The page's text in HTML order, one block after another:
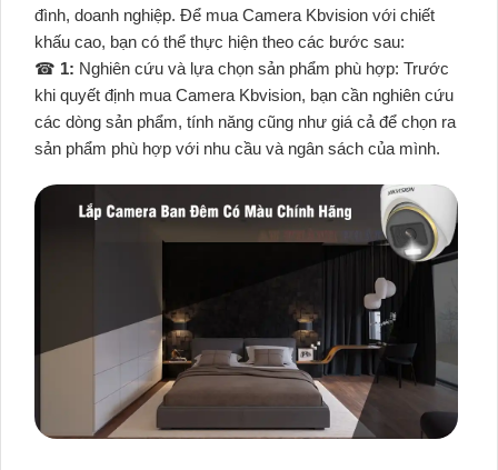
đình, doanh nghiệp. Để mua Camera Kbvision với chiết
khấu cao, bạn có thể thực hiện theo các bước sau:
☎ 1: Nghiên cứu và lựa chọn sản phẩm phù hợp: Trước
khi quyết định mua Camera Kbvision, bạn cần nghiên cứu
các dòng sản phẩm, tính năng cũng như giá cả để chọn ra
sản phẩm phù hợp với nhu cầu và ngân sách của mình.